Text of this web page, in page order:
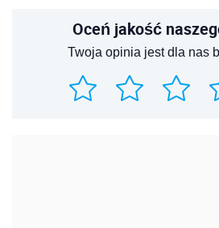
Oceń jakość
Twoja opinia jest dla nas